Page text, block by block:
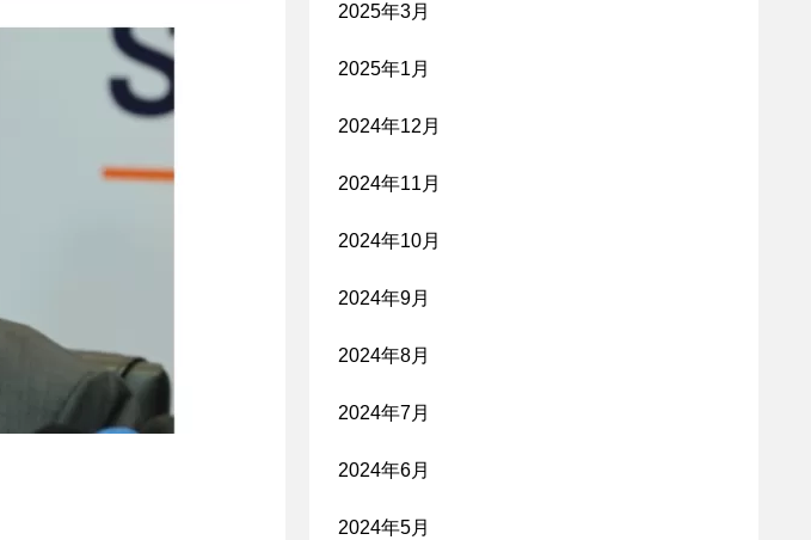
2025年3月
2025年1月
2024年12月
2024年11月
2024年10月
2024年9月
2024年8月
2024年7月
2024年6月
2024年5月